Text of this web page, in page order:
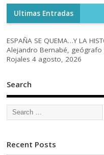
Ultimas Entradas
ESPAÑA SE QUEMA…Y LA
Alejandro Bernabé, geógrafo
Rojales 4 agosto, 2026
Search
Recent Posts